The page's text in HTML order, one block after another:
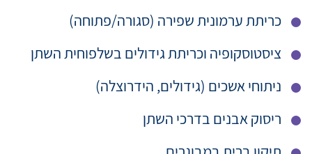
כריתת ערמונית שפירה (סגורה/פתוחה)
ציסטוסקופיה וכריתת גידולים בשלפוחית השתן
ניתוחי אשכים (גידולים, הידרוצלה)
ריסוק אבנים בדרכי השתן